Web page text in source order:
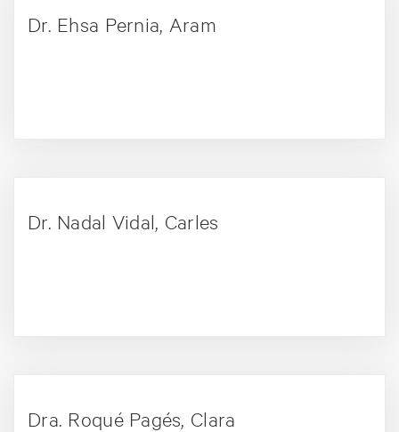
Dr. Ehsa Pernia, Aram
Dr. Nadal Vidal, Carles
Dra. Roqué Pagés, Clara